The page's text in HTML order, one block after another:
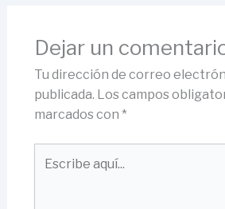
Dejar un
Tu dirección de correo
publicada. Los campos
marcados con *
aquí...